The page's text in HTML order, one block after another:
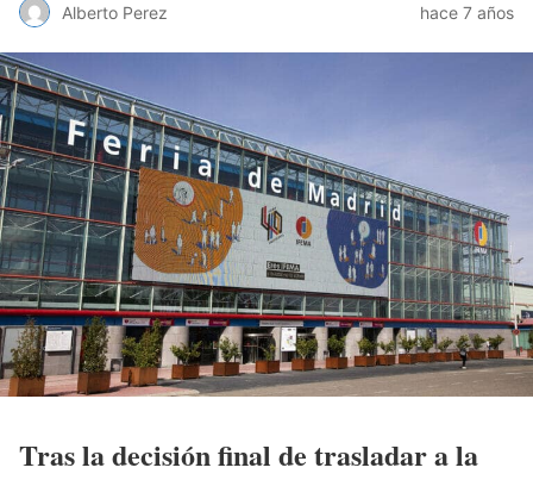
Alberto Perez hace 7 años
Tras la decisión final de trasladar a la